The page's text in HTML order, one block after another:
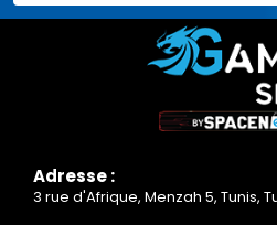
Adresse :
3 rue d'Afrique, Menzah 5, Tunis,